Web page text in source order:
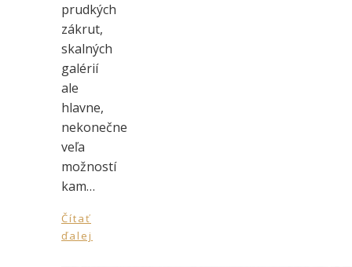
prudkých
zákrut,
skalných
galérií
ale
hlavne,
nekonečne
veľa
možností
kam…
Čítať
ďalej